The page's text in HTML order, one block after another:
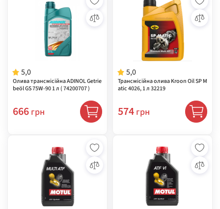
5,0
Олива трансмісійна ADINOL Getrie
beöl GS 75W-90 1 л ( 74200707 )
666 грн
5,0
Трансмісійна олива Kroon Oil SP M
atic 4026, 1 л 32219
574 грн